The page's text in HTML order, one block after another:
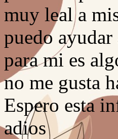
muy leal a
puedo
para mi es
no me gusta
Espero esta
adios